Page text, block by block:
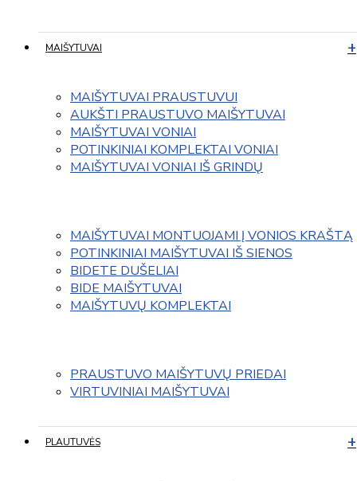
MAIŠYTUVAI
MAIŠYTUVAI PRAUSTUVUI
AUKŠTI PRAUSTUVO MAIŠYTUVAI
MAIŠYTUVAI VONIAI
POTINKINIAI KOMPLEKTAI VONIAI
MAIŠYTUVAI VONIAI IŠ GRINDŲ
MAIŠYTUVAI MONTUOJAMI Į VONIOS KRAŠTĄ
POTINKINIAI MAIŠYTUVAI IŠ SIENOS
BIDETE DUŠELIAI
BIDE MAIŠYTUVAI
MAIŠYTUVŲ KOMPLEKTAI
PRAUSTUVO MAIŠYTUVŲ PRIEDAI
VIRTUVINIAI MAIŠYTUVAI
PLAUTUVĖS